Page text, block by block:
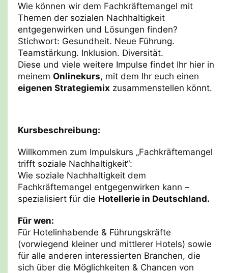
Wie können wir dem Fachkräftemangel mit
Themen der sozialen Nachhaltigkeit
entgegenwirken und Lösungen finden?
Stichwort: Gesundheit. Neue Führung.
Teamstärkung. Inklusion. Diversität.
Diese und viele weitere Impulse findet Ihr hier in
meinem Onlinekurs, mit dem Ihr euch einen
eigenen Strategiemix zusammenstellen könnt.
Kursbeschreibung:
Willkommen zum Impulskurs „Fachkräftemangel
trifft soziale Nachhaltigkeit“:
Wie soziale Nachhaltigkeit dem
Fachkräftemangel entgegenwirken kann –
spezialisiert für die Hotellerie in Deutschland.
Für wen:
Für Hotelinhabende & Führungskräfte
(vorwiegend kleiner und mittlerer Hotels) sowie
für alle anderen interessierten Branchen, die
sich über die Möglichkeiten & Chancen von